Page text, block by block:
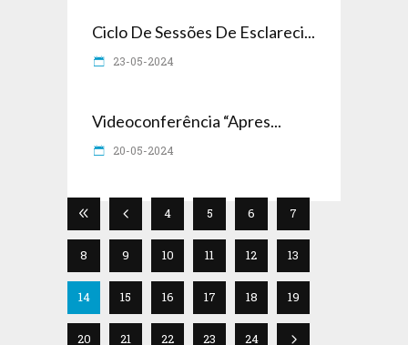
Ciclo De Sessões De Esclareci...
23-05-2024
Videoconferência “Apres...
20-05-2024
4 5 6 7
8 9 10 11 12 13
14 15 16 17 18 19
20 21 22 23 24